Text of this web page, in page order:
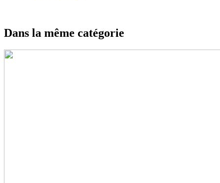
Dans la même catégorie